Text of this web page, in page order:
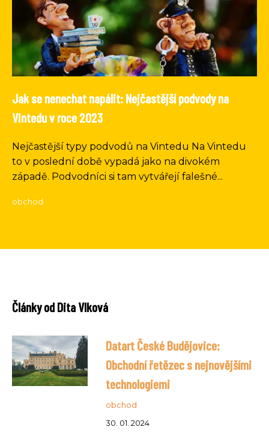
Jak se nenechat napálit: Nejčastější podvody na
Vintedu v roce 2023
Nejčastější typy podvodů na Vintedu Na Vintedu
to v poslední době vypadá jako na divokém
západě. Podvodníci si tam vytvářejí falešné...
obchod
Články od Dita Vlková
Datart České Budějovice:
Obchodní řetězec s nejnovějšími
technologiemi
obchod
30. 01. 2024